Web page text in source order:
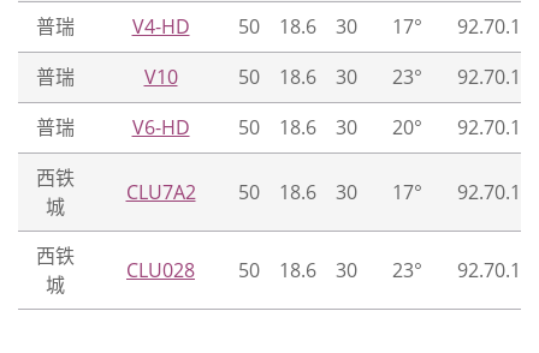
普瑞
V4-HD 50 18.6 30 17°
普瑞
V10 50 18.6 30 23°
普瑞
V6-HD 50 18.6 30 20°
西铁
城
CLU7A2 50 18.6 30 17°
西铁
城
CLU028 50 18.6 30 23°